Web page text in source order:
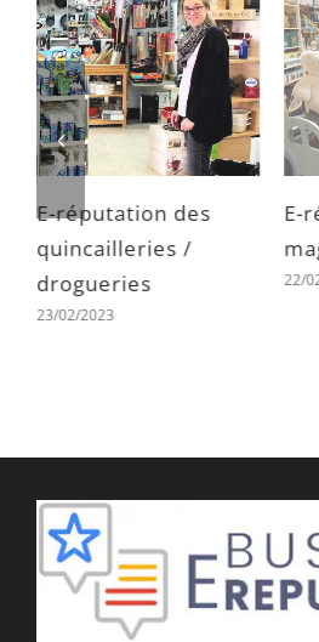
E-réputation des
quincailleries /
drogueries
23/02/2023
E-
22/